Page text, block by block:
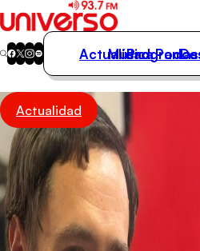
Actualidad
Música
Programas
Podcasts
Destacados
Actualidad
Música
Programas
Actualidad